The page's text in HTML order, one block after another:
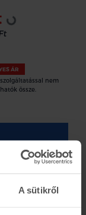
A sütikről
Loading...
ÁR
nem
össze.